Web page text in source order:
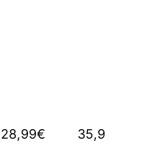
28,99€
35,99€